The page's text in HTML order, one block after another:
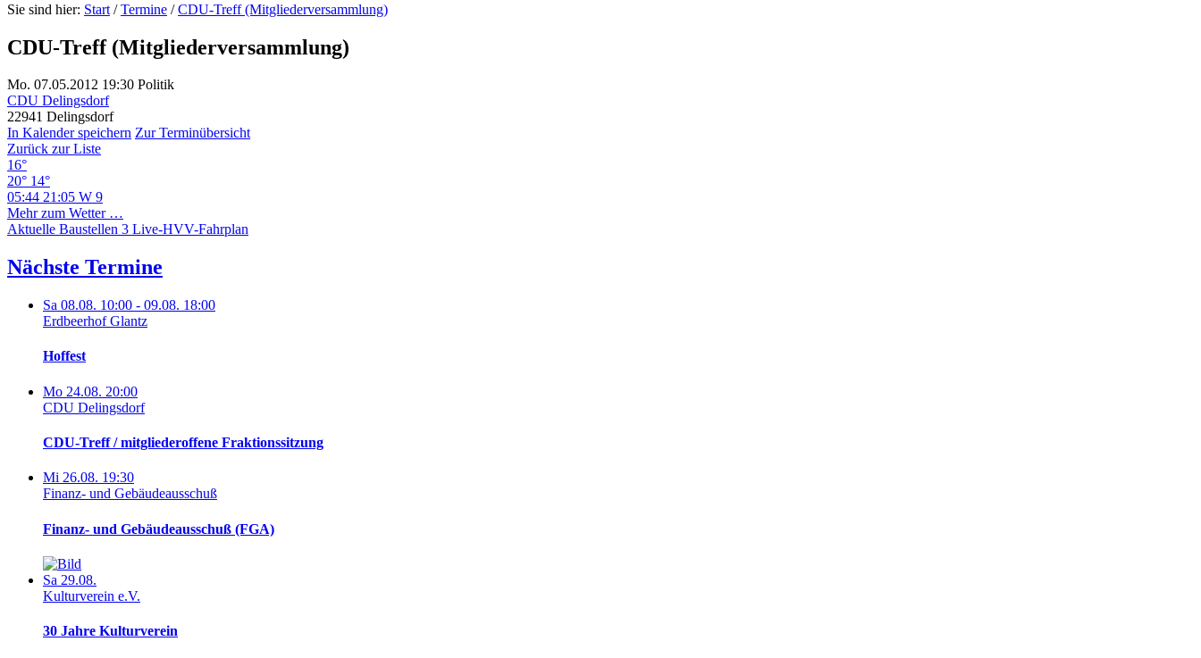
Sie sind hier: Start / Termine / CDU-Treff (Mitgliederversammlung)
CDU-Treff (Mitgliederversammlung)
Mo. 07.05.2012 19:30 Politik
CDU Delingsdorf
22941 Delingsdorf
In Kalender speichern Zur Terminübersicht
Zurück zur Liste
16°
20° 14°
05:44 21:05 W 9
Mehr zum Wetter …
Aktuelle Baustellen 3 Live-HVV-Fahrplan
Nächste Termine
Sa 08.08. 10:00 - 09.08. 18:00
Erdbeerhof Glantz
Hoffest
Mo 24.08. 20:00
CDU Delingsdorf
CDU-Treff / mitgliederoffene Fraktionssitzung
Mi 26.08. 19:30
Finanz- und Gebäudeausschuß
Finanz- und Gebäudeausschuß (FGA)
Sa 29.08.
Kulturverein e.V.
30 Jahre Kulturverein